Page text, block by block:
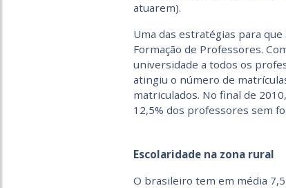
atuarem).
Uma das estratégias para
Formação de Professores.
universidade a todos os
atingiu o número de
matriculados. No final de
12,5% dos professores sem
Escolaridade na zona rural
O brasileiro tem em média